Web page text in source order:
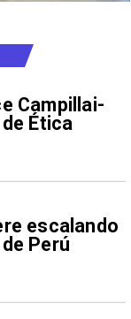
Campillai-
Ética
escalando
Perú